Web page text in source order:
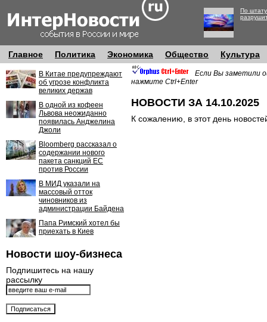
По
Главное Политика Экономика Общество Культура
В Китае предупреждают
об угрозе конфликта
великих держав
В одной из кофеен
Львова неожиданно
появилась Анджелина
Джоли
Bloomberg рассказал о
содержании нового
пакета санкций ЕС
против России
В МИД указали на
массовый отток
чиновников из
администрации Байдена
Папа Римский хотел бы
приехать в Киев
Новости шоу-бизнеса
Подпишитесь на нашу
рассылку
Если Вы заметили
нажмите Ctrl+Enter
НОВОСТИ ЗА 14.10.2025
К сожалению, в этот день